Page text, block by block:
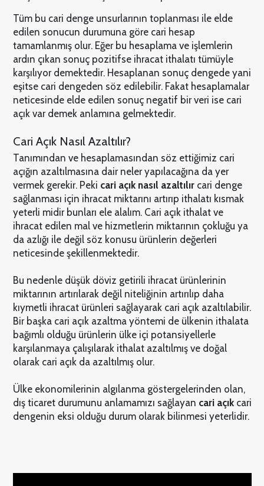
Tüm bu cari denge unsurlarının toplanması ile elde
edilen sonucun durumuna göre cari hesap
tamamlanmış olur. Eğer bu hesaplama ve işlemlerin
ardın çıkan sonuç pozitifse ihracat ithalatı tümüyle
karşılıyor demektedir. Hesaplanan sonuç dengede yani
eşitse cari dengeden söz edilebilir. Fakat hesaplamalar
neticesinde elde edilen sonuç negatif bir veri ise cari
açık var demek anlamına gelmektedir.
Cari Açık Nasıl Azaltılır?
Tanımından ve hesaplamasından söz ettiğimiz cari
açığın azaltılmasına dair neler yapılacağına da yer
vermek gerekir. Peki cari açık nasıl azaltılırcari denge
sağlanması için ihracat miktarını artırıp ithalatı kısmak
yeterli midir bunları ele alalım. Cari açık ithalat ve
ihracat edilen mal ve hizmetlerin miktarının çokluğu ya
da azlığı ile değil söz konusu ürünlerin değerleri
neticesinde şekillenmektedir.
Bu nedenle düşük döviz getirili ihracat ürünlerinin
miktarının artırılarak değil niteliğinin artırılıp daha
kıymetli ihracat ürünleri sağlayarak cari açık azaltılabilir.
Bir başka cari açık azaltma yöntemi de ülkenin ithalata
bağımlı olduğu ürünlerin ülke içi potansiyellerle
karşılanmaya çalışılarak ithalat azaltılmış ve doğal
olarak cari açık da azaltılmış olur.
Ülke ekonomilerinin algılanma göstergelerinden olan,
dış ticaret durumunu anlamamızı sağlayan cari açık cari
dengenin eksi olduğu durum olarak bilinmesi yeterlidir.